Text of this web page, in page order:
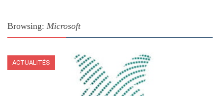
Browsing: Microsoft
ACTUALITÉS